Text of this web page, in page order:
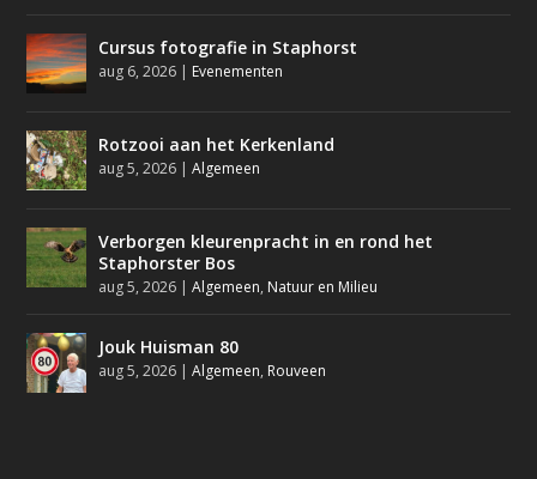
Cursus fotografie in Staphorst
aug 6, 2026 | Evenementen
Rotzooi aan het Kerkenland
aug 5, 2026 |Algemeen
Verborgen kleurenpracht in en rond het
Staphorster Bos
aug 5, 2026 |Algemeen, Natuur en Milieu
Jouk Huisman 80
aug 5, 2026 |Algemeen, Rouveen